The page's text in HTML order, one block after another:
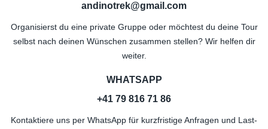
andinotrek@gmail.com
Organisierst du eine private Gruppe oder möchtest du deine Tour
selbst nach deinen Wünschen zusammen stellen? Wir helfen dir
weiter.
WHATSAPP
+41 79 816 71 86
Kontaktiere uns per WhatsApp für kurzfristige Anfragen und Last-